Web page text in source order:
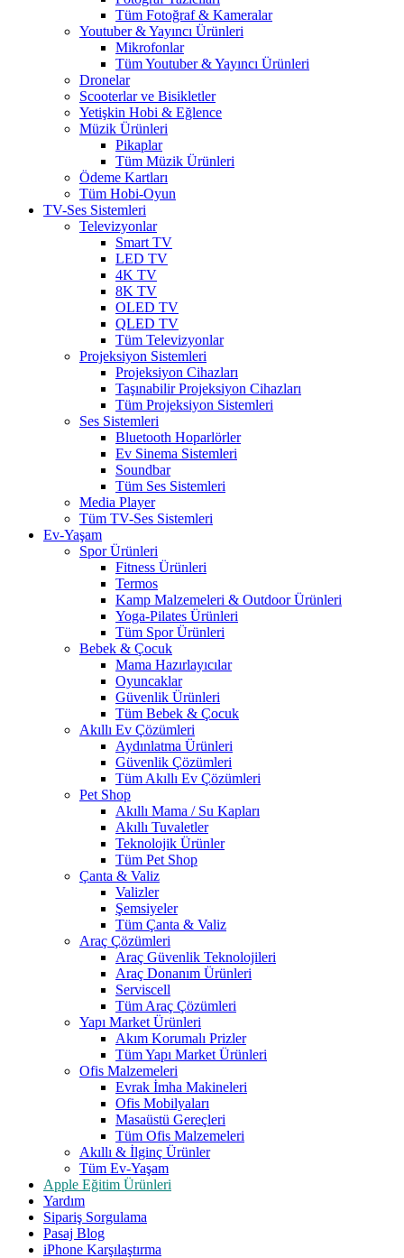
Tüm Fotoğraf & Kameralar
Youtuber & Yayıncı Ürünleri
Mikrofonlar
Tüm Youtuber & Yayıncı Ürünleri
Dronelar
Scooterlar ve Bisikletler
Yetişkin Hobi & Eğlence
Müzik Ürünleri
Pikaplar
Tüm Müzik Ürünleri
Ödeme Kartları
Tüm Hobi-Oyun
TV-Ses Sistemleri
Televizyonlar
Smart TV
LED TV
4K TV
8K TV
OLED TV
QLED TV
Tüm Televizyonlar
Projeksiyon Sistemleri
Projeksiyon Cihazları
Taşınabilir Projeksiyon Cihazları
Tüm Projeksiyon Sistemleri
Ses Sistemleri
Bluetooth Hoparlörler
Ev Sinema Sistemleri
Soundbar
Tüm Ses Sistemleri
Media Player
Tüm TV-Ses Sistemleri
Ev-Yaşam
Spor Ürünleri
Fitness Ürünleri
Termos
Kamp Malzemeleri & Outdoor Ürünleri
Yoga-Pilates Ürünleri
Tüm Spor Ürünleri
Bebek & Çocuk
Mama Hazırlayıcılar
Oyuncaklar
Güvenlik Ürünleri
Tüm Bebek & Çocuk
Akıllı Ev Çözümleri
Aydınlatma Ürünleri
Güvenlik Çözümleri
Tüm Akıllı Ev Çözümleri
Pet Shop
Akıllı Mama / Su Kapları
Akıllı Tuvaletler
Teknolojik Ürünler
Tüm Pet Shop
Çanta & Valiz
Valizler
Şemsiyeler
Tüm Çanta & Valiz
Araç Çözümleri
Araç Güvenlik Teknolojileri
Araç Donanım Ürünleri
Serviscell
Tüm Araç Çözümleri
Yapı Market Ürünleri
Akım Korumalı Prizler
Tüm Yapı Market Ürünleri
Ofis Malzemeleri
Evrak İmha Makineleri
Ofis Mobilyaları
Masaüstü Gereçleri
Tüm Ofis Malzemeleri
Akıllı & İlginç Ürünler
Tüm Ev-Yaşam
Apple Eğitim Ürünleri
Yardım
Sipariş Sorgulama
Pasaj Blog
iPhone Karşılaştırma